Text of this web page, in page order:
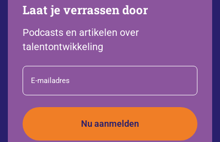
Laat je verrassen door
Podcasts en artikelen over
talentontwikkeling
E-
mailadres